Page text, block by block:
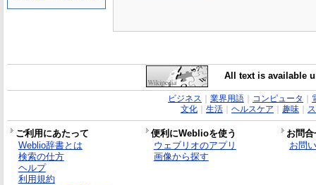
All text is available
ビジネス 業界用語｜ コンピュータ
文化｜ 生活｜ ヘルスケア 趣味｜
ご利用にあたって 便利にWeblioを使う
お問
Weblio辞書とは
検索の仕方
ヘルプ
利用規約
ウェブリオのアプリ
画像から探す
お問